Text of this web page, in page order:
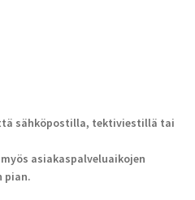
sähköpostilla, tektiviestillä tai
asiakaspalveluaikojen
pian.